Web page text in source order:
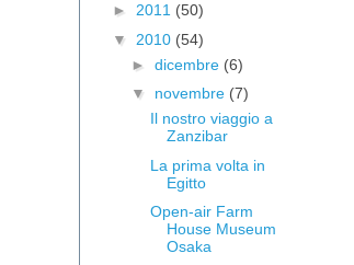
► 2011 (50)
▼ 2010 (54)
► dicembre (6)
▼ novembre (7)
Il nostro viaggio a
Zanzibar
La prima volta in
Egitto
Open-air Farm
House Museum
Osaka